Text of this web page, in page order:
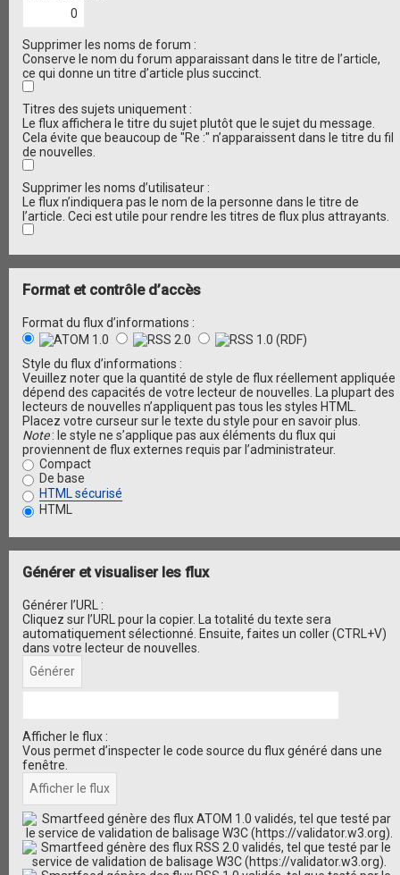
Supprimer les noms de forum :
Conserve le nom du forum apparaissant dans le titre de l’article,
ce qui donne un titre d’article plus succinct.
Titres des sujets uniquement :
Le flux affichera le titre du sujet plutôt que le sujet du message.
Cela évite que beaucoup de "Re :" n’apparaissent dans le titre du fil
de nouvelles.
Supprimer les noms d’utilisateur :
Le flux n’indiquera pas le nom de la personne dans le titre de
l’article. Ceci est utile pour rendre les titres de flux plus attrayants.
Format et contrôle d’accès
Format du flux d’informations :
Style du flux d’informations :
Veuillez noter que la quantité de style de flux réellement appliquée
dépend des capacités de votre lecteur de nouvelles. La plupart des
lecteurs de nouvelles n’appliquent pas tous les styles HTML.
Placez votre curseur sur le texte du style pour en savoir plus.
Note: le style ne s’applique pas aux éléments du flux qui
proviennent de flux externes requis par l’administrateur.
Compact
De base
HTML sécurisé
HTML
Générer et visualiser les flux
Générer l’URL :
Cliquez sur l’URL pour la copier. La totalité du texte sera
automatiquement sélectionné. Ensuite, faites un coller (CTRL+V)
dans votre lecteur de nouvelles.
Afficher le flux :
Vous permet d’inspecter le code source du flux généré dans une
fenêtre.